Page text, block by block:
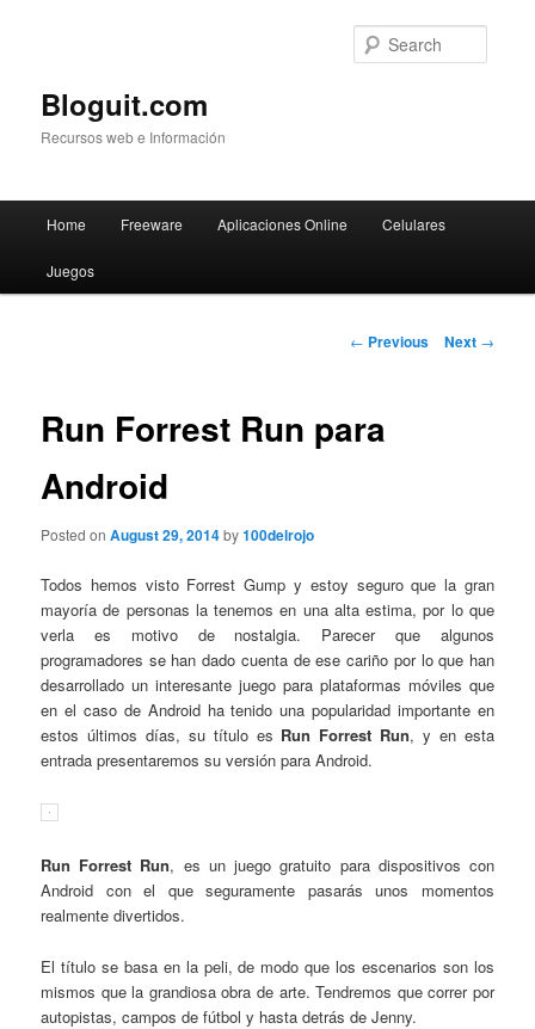
Bloguit.com
Recursos web e Información
Skip
to
Home Freeware Aplicaciones Online Celulares
Juegos
Post
← Previous Next →
Run Forrest Run para
Android
Posted onAugust 29, 2014by100delrojo
Todos hemos visto Forrest Gump y estoy seguro que la gran
mayoría de personas la tenemos en una alta estima, por lo que
verla es motivo de nostalgia. Parecer que algunos
programadores se han dado cuenta de ese cariño por lo que han
desarrollado un interesante juego para plataformas móviles que
en el caso de Android ha tenido una popularidad importante en
estos últimos días, su título es Run Forrest Run, y en esta
entrada presentaremos su versión para Android.
Run Forrest Run, es un juego gratuito para dispositivos con
Android con el que seguramente pasarás unos momentos
realmente divertidos.
El título se basa en la peli, de modo que los escenarios son los
mismos que la grandiosa obra de arte. Tendremos que correr por
autopistas, campos de fútbol y hasta detrás de Jenny.